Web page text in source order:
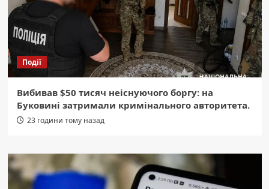
Події
Вибивав $50 тисяч неіснуючого боргу: на
Буковині затримали кримінального авторитета.
23 години тому назад